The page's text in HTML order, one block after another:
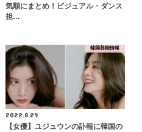
気順にまとめ！ビジュアル・ダンス
担…
韓国芸能情報
2022.8.29
【女優】ユジュウンの訃報に韓国の